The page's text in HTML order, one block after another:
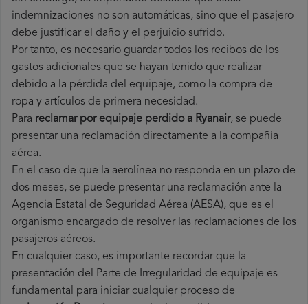
indemnizaciones no son automáticas, sino que el pasajero
debe justificar el daño y el perjuicio sufrido.
Por tanto, es necesario guardar todos los recibos de los
gastos adicionales que se hayan tenido que realizar
debido a la pérdida del equipaje, como la compra de
ropa y artículos de primera necesidad.
Para reclamar por equipaje perdido a Ryanair, se puede
presentar una reclamación directamente a la compañía
aérea.
En el caso de que la aerolínea no responda en un plazo de
dos meses, se puede presentar una reclamación ante la
Agencia Estatal de Seguridad Aérea (AESA), que es el
organismo encargado de resolver las reclamaciones de los
pasajeros aéreos.
En cualquier caso, es importante recordar que la
presentación del Parte de Irregularidad de equipaje es
fundamental para iniciar cualquier proceso de